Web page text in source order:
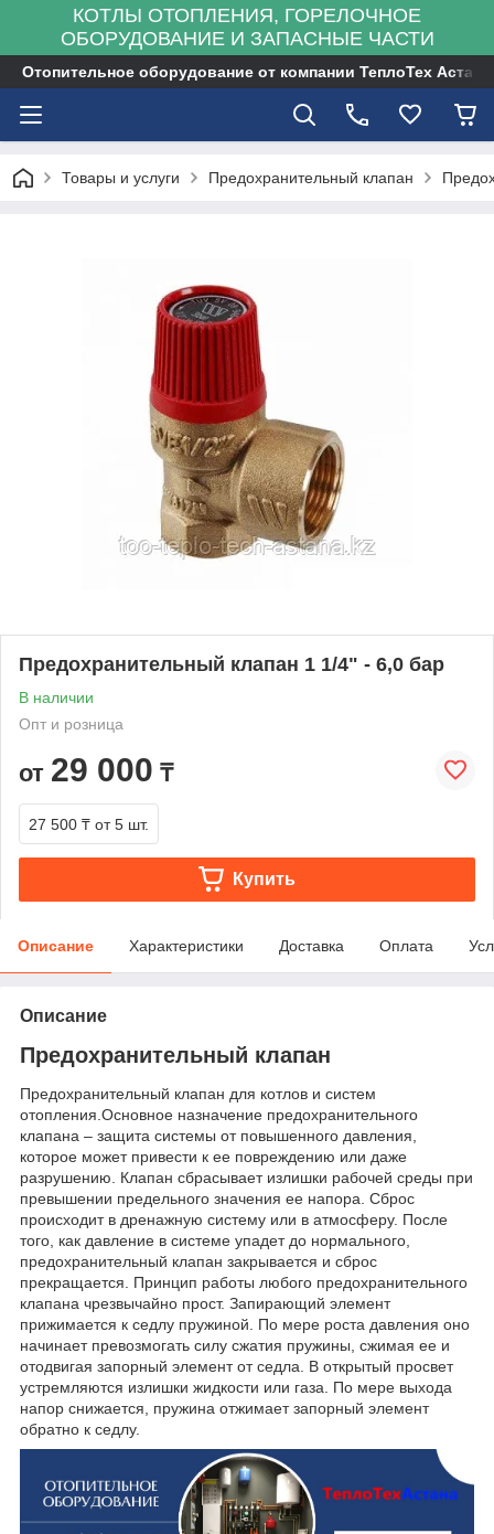
КОТЛЫ ОТОПЛЕНИЯ, ГОРЕЛОЧНОЕ
ОБОРУДОВАНИЕ И ЗАПАСНЫЕ ЧАСТИ
Отопительное оборудование от компании ТеплоТех Астана
Товары и услуги Предохранительный клапан
Предохранительный клапан 1 1/4" - 6,0 бар
В наличии
Опт и розница
от 29 000 ₸
27 500 ₸ от 5 шт.
Купить
Описание Характеристики Доставка Оплата
Описание
Предохранительный клапан
Предохранительный клапан для котлов и систем
отопления.Основное назначение предохранительного
клапана – защита системы от повышенного давления,
которое может привести к ее повреждению или даже
разрушению. Клапан сбрасывает излишки рабочей среды при
превышении предельного значения ее напора. Сброс
происходит в дренажную систему или в атмосферу. После
того, как давление в системе упадет до нормального,
предохранительный клапан закрывается и сброс
прекращается. Принцип работы любого предохранительного
клапана чрезвычайно прост. Запирающий элемент
прижимается к седлу пружиной. По мере роста давления оно
начинает превозмогать силу сжатия пружины, сжимая ее и
отодвигая запорный элемент от седла. В открытый просвет
устремляются излишки жидкости или газа. По мере выхода
напор снижается, пружина отжимает запорный элемент
обратно к седлу.